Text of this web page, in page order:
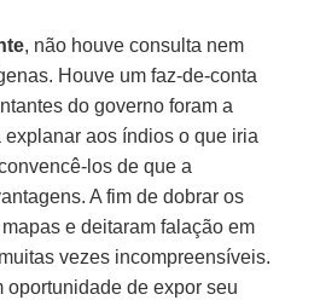
, não houve consulta nem
Houve um faz-de-conta
do governo foram a
aos índios o que iria
los de que a
A fim de dobrar os
e deitaram falação em
vezes incompreensíveis.
oportunidade de expor seu